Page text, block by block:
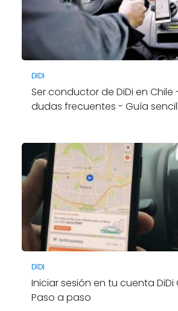
DIDI
Ser conductor de DiDi en Chile
dudas frecuentes - Guía
DIDI
Iniciar sesión en tu cuenta
Paso a paso